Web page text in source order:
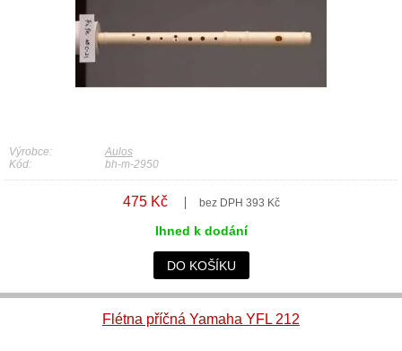
Výrobce:
Aulos
Kód:
bh-m-2950
475 Kč bez DPH 393 Kč
Ihned k dodání
DO KOŠÍKU
Flétna příčná Yamaha YFL 212